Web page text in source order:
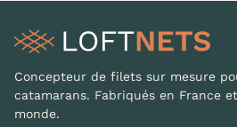
Concepteur de filets sur mesure
catamarans. Fabriqués en France
monde.